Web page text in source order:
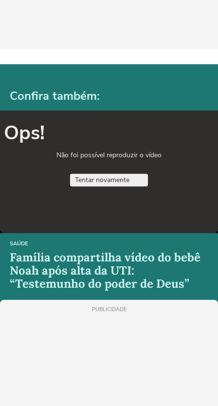
Confira também:
Ops!
Não foi possível reproduzir o vídeo
Tentar novamente
SAÚDE
Família compartilha vídeo do bebê
Noah após alta da UTI:
“Testemunho do poder de Deus”
PUBLICIDADE